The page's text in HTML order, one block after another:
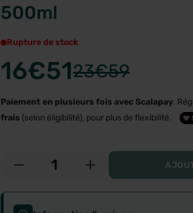
500ml
Rupture de stock
16€5123€59
Paiement en plusieurs fois avec Scalapay.
frais (selon éligibilité), pour plus de flexibilité.
- +